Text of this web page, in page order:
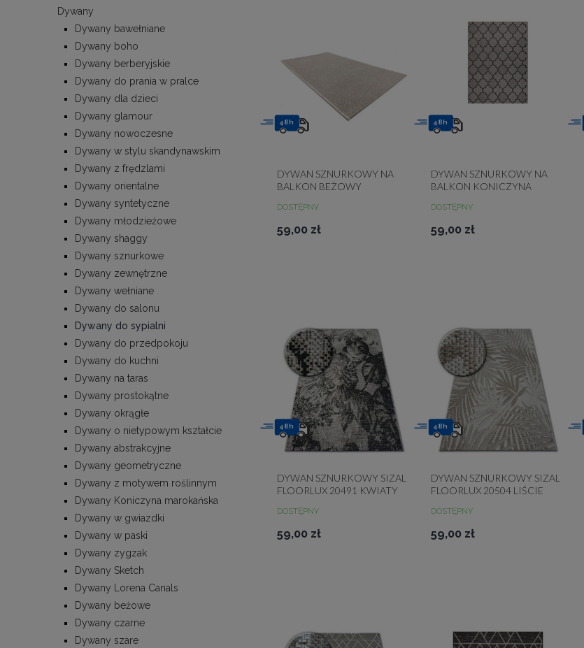
Dywany
Dywany bawełniane
Dywany boho
Dywany berberyjskie
Dywany do prania w pralce
Dywany dla dzieci
Dywany glamour
Dywany nowoczesne
Dywany w stylu skandynawskim
Dywany z frędzlami
Dywany orientalne
Dywany syntetyczne
Dywany młodzieżowe
Dywany shaggy
Dywany sznurkowe
Dywany zewnętrzne
Dywany wełniane
Dywany do salonu
Dywany do sypialni
Dywany do przedpokoju
Dywany do kuchni
Dywany na taras
Dywany prostokątne
Dywany okrągłe
Dywany o nietypowym kształcie
Dywany abstrakcyjne
Dywany geometryczne
Dywany z motywem roślinnym
Dywany Koniczyna marokańska
Dywany w gwiazdki
Dywany w paski
Dywany zygzak
Dywany Sketch
Dywany Lorena Canals
Dywany beżowe
Dywany czarne
Dywany szare
DYWAN SZNURKOWY NA
BALKON BEŻOWY
20580
DOSTĘPNY
59,00 zł
48h
DYWAN SZNURKOWY NA
BALKON KONICZYNA
SIZAL FLOORLUX 20607
DOSTĘPNY
59,00 zł
48h
DYWAN SZNURKOWY SIZAL
FLOORLUX 20491 KWIATY
DOSTĘPNY
59,00 zł
48h
DYWAN SZNURKOWY SIZAL
FLOORLUX 20504 LIŚCIE
DOSTĘPNY
59,00 zł
48h